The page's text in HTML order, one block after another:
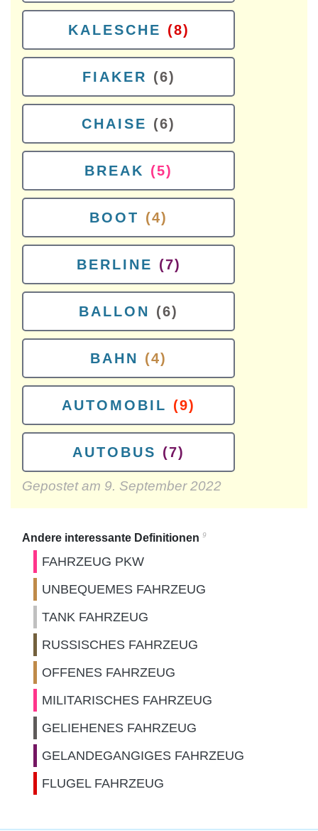
KALESCHE (8)
FIAKER (6)
CHAISE (6)
BREAK (5)
BOOT (4)
BERLINE (7)
BALLON (6)
BAHN (4)
AUTOMOBIL (9)
AUTOBUS (7)
Gepostet am 9. September 2022
Andere interessante Definitionen 9
FAHRZEUG PKW
UNBEQUEMES FAHRZEUG
TANK FAHRZEUG
RUSSISCHES FAHRZEUG
OFFENES FAHRZEUG
MILITARISCHES FAHRZEUG
GELIEHENES FAHRZEUG
GELANDEGANGIGES FAHRZEUG
FLUGEL FAHRZEUG